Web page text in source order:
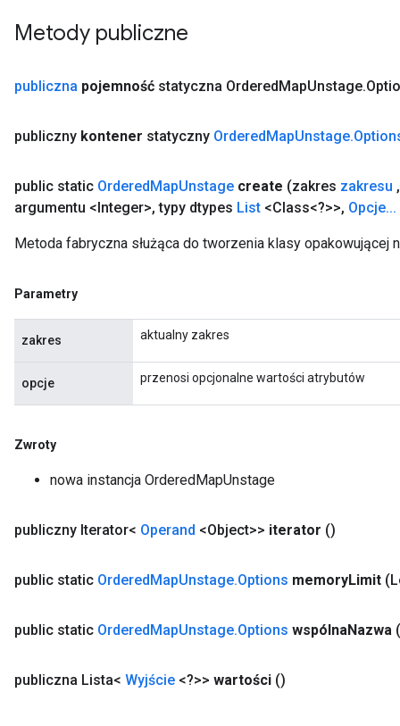
Metody publiczne
publiczna pojemność statyczna OrderedMapUnstage.
publiczny kontener statyczny OrderedMapUnstage.
public static OrderedMapUnstage create (zakres zakresu ,
argumentu <Integer>, typy dtypes List <Class<?>>, Opcje...
Metoda fabryczna służąca do tworzenia klasy opakowującej
Parametry
zakres aktualny zakres
opcje przenosi opcjonalne wartości atrybutów
Zwroty
nowa instancja OrderedMapUnstage
publiczny Iterator< Operand <Object>> iterator ()
public static OrderedMapUnstage.Options memoryLimit
public static OrderedMapUnstage.Options wspólnaNazwa
publiczna Lista< Wyjście <?>> wartości ()